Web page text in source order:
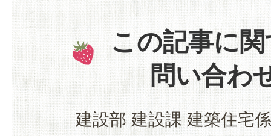
この記事に
問い合わ
建設部 建設課 建築住宅係